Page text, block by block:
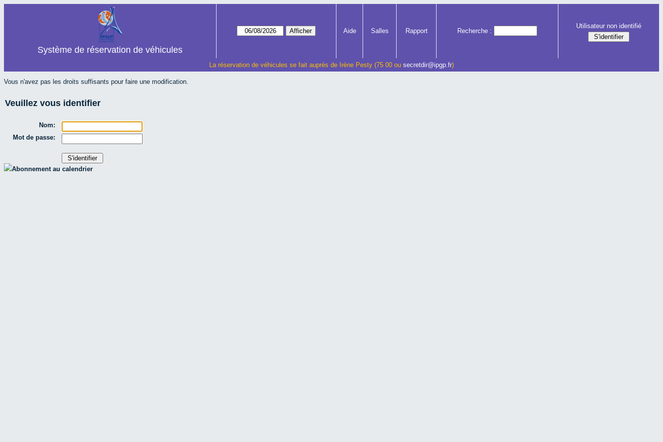
Système de réservation de véhicules
Aide Salles Rapport Recherche :
Utilisateur non identifié
La réservation de véhicules se fait auprès de Irène Pesty (75 00 ou secretdir@ipgp.fr)
Vous n'avez pas les droits suffisants pour faire une modification.
Veuillez vous identifier
Nom:
Mot de passe:
Abonnement au calendrier